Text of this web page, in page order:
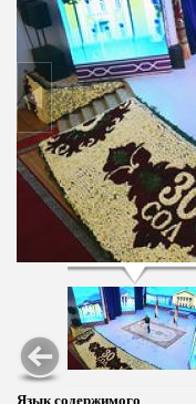
Язык содержимого